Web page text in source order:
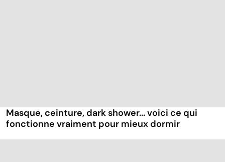
Masque, ceinture, dark shower... voici ce qui
fonctionne vraiment pour mieux dormir